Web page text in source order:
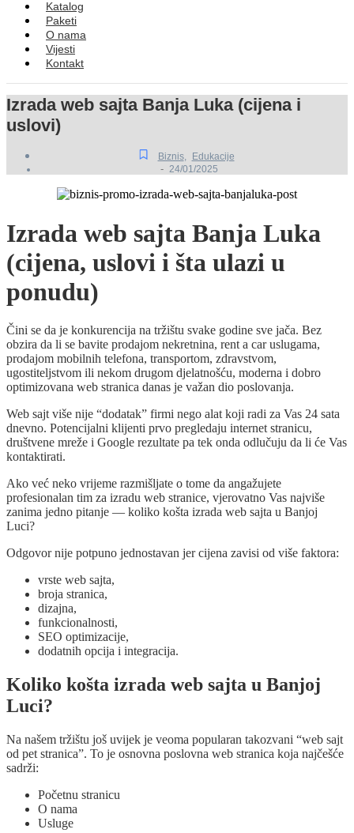
Katalog
Paketi
O nama
Vijesti
Kontakt
Izrada web sajta Banja Luka (cijena i
uslovi)
Biznis, Edukacije
- 24/01/2025
Izrada web sajta Banja Luka
(cijena, uslovi i šta ulazi u
ponudu)
Čini se da je konkurencija na tržištu svake godine sve jača. Bez
obzira da li se bavite prodajom nekretnina, rent a car uslugama,
prodajom mobilnih telefona, transportom, zdravstvom,
ugostiteljstvom ili nekom drugom djelatnošću, moderna i dobro
optimizovana web stranica danas je važan dio poslovanja.
Web sajt više nije “dodatak” firmi nego alat koji radi za Vas 24 sata
dnevno. Potencijalni klijenti prvo pregledaju internet stranicu,
društvene mreže i Google rezultate pa tek onda odlučuju da li će Vas
kontaktirati.
Ako već neko vrijeme razmišljate o tome da angažujete
profesionalan tim za izradu web stranice, vjerovatno Vas najviše
zanima jedno pitanje — koliko košta izrada web sajta u Banjoj
Luci?
Odgovor nije potpuno jednostavan jer cijena zavisi od više faktora:
vrste web sajta,
broja stranica,
dizajna,
funkcionalnosti,
SEO optimizacije,
dodatnih opcija i integracija.
Koliko košta izrada web sajta u Banjoj
Luci?
Na našem tržištu još uvijek je veoma popularan takozvani “web sajt
od pet stranica”. To je osnovna poslovna web stranica koja najčešće
sadrži:
Početnu stranicu
O nama
Usluge